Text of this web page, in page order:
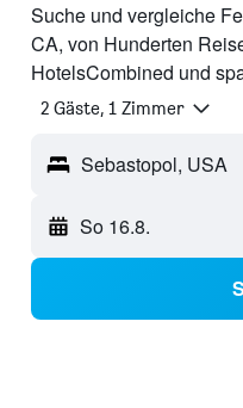
Suche und vergleiche
CA, von Hunderten
HotelsCombined und
2 Gäste, 1 Zimmer
Sebastopol, USA
So 16.8.